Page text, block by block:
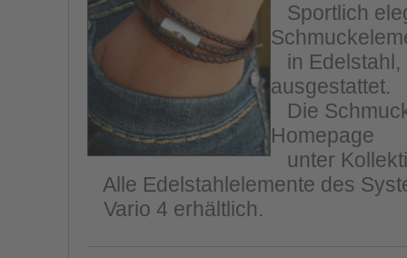
Sportlich
in Edelstahl,
ausgestattet.
Die
Homepage
unter
Alle Edelstahlelemente des
Vario 4 erhältlich.